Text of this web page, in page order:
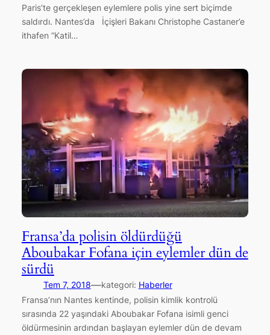
Paris’te gerçekleşen eylemlere polis yine sert biçimde
saldırdı. Nantes’da İçişleri Bakanı Christophe Castaner’e
ithafen “Katil…
Fransa’da polisin öldürdüğü
Aboubakar Fofana için eylemler dün de
sürdü
Tem 7, 2018—kategori: Haberler
Fransa’nın Nantes kentinde, polisin kimlik kontrolü
sırasında 22 yaşındaki Aboubakar Fofana isimli genci
öldürmesinin ardından başlayan eylemler dün de devam